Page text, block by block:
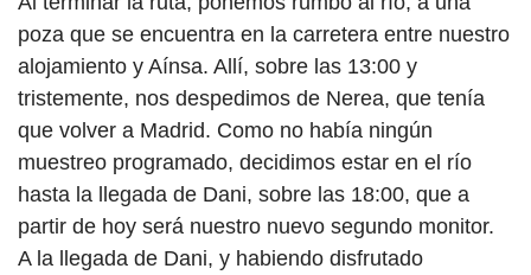
poza que se encuentra en la carretera entre nuestro
alojamiento y Aínsa. Allí, sobre las 13:00 y
tristemente, nos despedimos de Nerea, que tenía
que volver a Madrid. Como no había ningún
muestreo programado, decidimos estar en el río
hasta la llegada de Dani, sobre las 18:00, que a
partir de hoy será nuestro nuevo segundo monitor.
A la llegada de Dani, y habiendo disfrutado